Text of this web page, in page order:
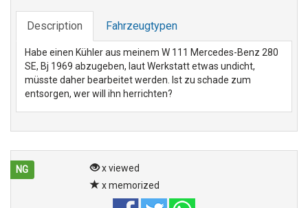
Description Fahrzeugtypen
Habe einen Kühler aus meinem W 111 Mercedes-Benz 280
SE, Bj 1969 abzugeben, laut Werkstatt etwas undicht,
müsste daher bearbeitet werden. Ist zu schade zum
entsorgen, wer will ihn herrichten?
NG
x viewed
x memorized